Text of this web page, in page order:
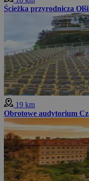
Ścieżka przyrodnicza
19 km
Obrotowe audytorium